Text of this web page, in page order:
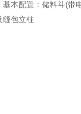
本配置：储料斗(带
缝包立柱